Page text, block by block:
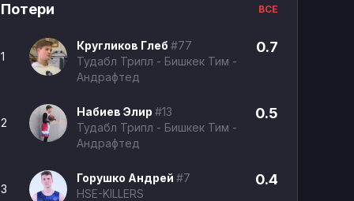
Потери ВСЕ
1
Кругликов Глеб #77
Тудабл Трипл - Бишкек Тим -
Андрафтед
0.7
2
Набиев Элир #13
Тудабл Трипл - Бишкек Тим -
Андрафтед
0.5
3
Горушко Андрей #7
HSE-KILLERS
0.4